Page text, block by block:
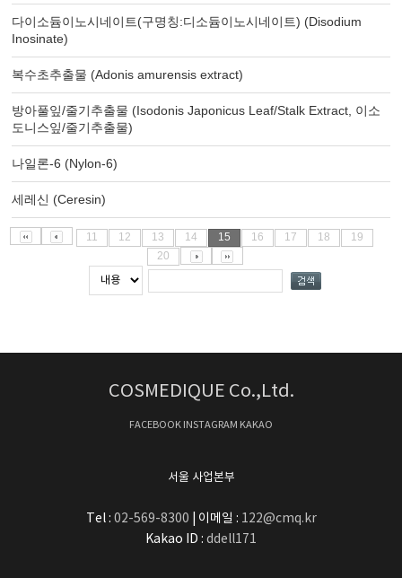
다이소듐이노시네이트(구명칭:디소듐이노시네이트) (Disodium
Inosinate)
복수초추출물 (Adonis amurensis extract)
방아풀잎/줄기추출물 (Isodonis Japonicus Leaf/Stalk Extract, 이소
도니스잎/줄기추출물)
나일론-6 (Nylon-6)
세레신 (Ceresin)
11 12 13 14 15 16 17 18
19
20
COSMEDIQUE Co.,Ltd.
FACEBOOK INSTAGRAM KAKAO
서울 사업본부
Tel : 02-569-8300 | 이메일 : 122@cmq.kr
Kakao ID : ddell171